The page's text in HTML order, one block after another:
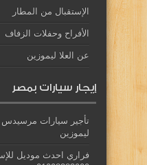
الإستقبال من المطار
الأفراح وحفلات الزفاف
عن العلا ليموزين
إيجار سيارات بمصر
ليموزين
فراري احدث موديل